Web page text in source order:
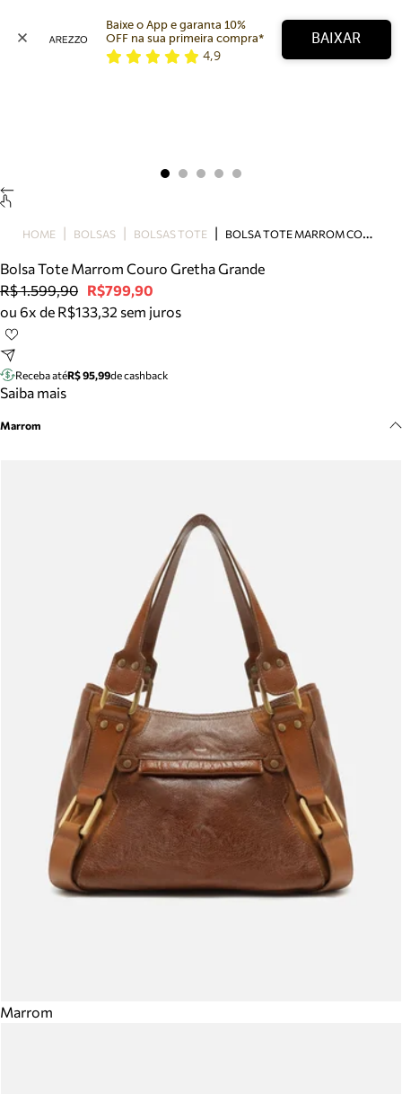
Bolsa
Tamanco
Tênis
Mule
Tire dúvidas sobre pedidos, devoluções e mais.
Baixe o App e garanta 10%
OFF na sua primeira compra*
4,9
BAIXAR
HOME BOLSAS BOLSAS TOTE B
OLSA TOTE MARROM COURO GRETHA GRANDE
Bolsa Tote Marrom Couro Gretha Grande
R$ 1.599,90 R$799,90
ou 6x de R$133,32 sem juros
Receba atéR$ 95,99de cashback
Saiba mais
Marrom
Marrom